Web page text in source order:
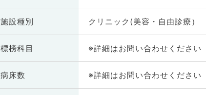
施設種別 クリニック(美容・自由診療）
標榜科目 ※詳細はお問い合わせください
病床数 ※詳細はお問い合わせください